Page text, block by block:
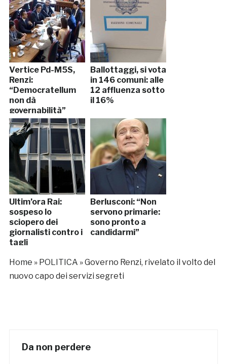
Vertice Pd-M5S,
Renzi:
“Democratellum
non dà
governabilità”
Ballottaggi, si vota
in 146 comuni: alle
12 affluenza sotto
il 16%
Ultim’ora Rai:
sospeso lo
sciopero dei
giornalisti contro i
tagli
Berlusconi: “Non
servono primarie:
sono pronto a
candidarmi”
Home » POLITICA »Governo Renzi, rivelato il volto del
nuovo capo dei servizi segreti
Da non perdere